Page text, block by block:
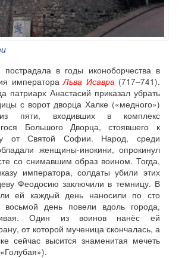
в годы иконоборчества в
императораЛьва Исавра(717–741).
патриарх Анастасий приказал убрать
с ворот дворца Халке («медного»)
пяти, входивших в комплекс
Большого Дворца, стоявшего к
от Святой Софии. Народ, среди
женщины-инокини, опрокинул
со снимавшим образ воином. Тогда,
императора, солдаты убили этих
Феодосию заключили в темницу. В
ей каждый день наносили по сто
день повели вдоль города,
Один из воинов нанёс ей
от которой мученица скончалась, а
сейчас высится знаменитая мечеть